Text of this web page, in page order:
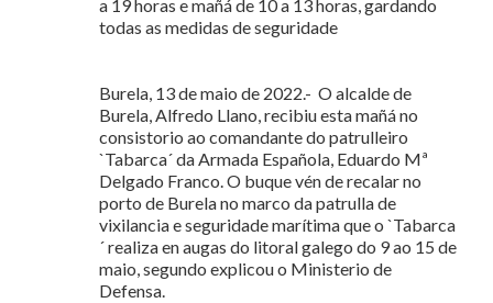
a 19 horas e mañá de 10 a 13 horas, gardando
todas as medidas de seguridade
Burela, 13 de maio de 2022.- O alcalde de
Burela, Alfredo Llano, recibiu esta mañá no
consistorio ao comandante do patrulleiro
`Tabarca´ da Armada Española, Eduardo Mª
Delgado Franco. O buque vén de recalar no
porto de Burela no marco da patrulla de
vixilancia e seguridade marítima que o `Tabarca
´ realiza en augas do litoral galego do 9 ao 15 de
maio, segundo explicou o Ministerio de
Defensa.